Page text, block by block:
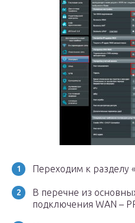
Переходим к разделу
В перечне из
подключения WAN –